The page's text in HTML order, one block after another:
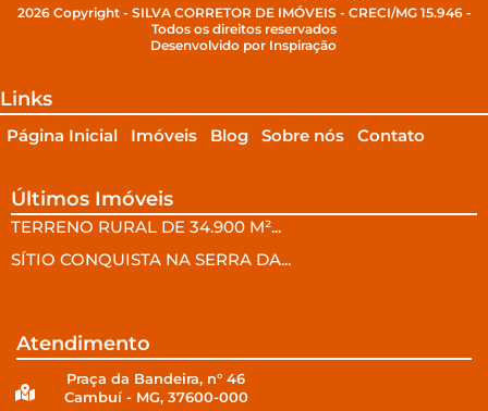
2026 Copyright - SILVA CORRETOR DE IMÓVEIS - CRECI/MG 15.946 -
Todos os direitos reservados
Desenvolvido por Inspiração
Links
Página Inicial Imóveis Blog Sobre nós Contato
Últimos Imóveis
TERRENO RURAL DE 34.900 M²...
SÍTIO CONQUISTA NA SERRA DA...
Atendimento
Praça da Bandeira, n° 46
Cambuí - MG, 37600-000